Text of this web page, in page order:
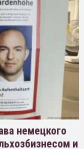
немецкого
и